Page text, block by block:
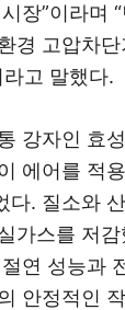
장”이라며
경 고압차
고 말했다.
강자인 효
에어를 적
다. 질소와
가스를 저
연 성능과
안정적인